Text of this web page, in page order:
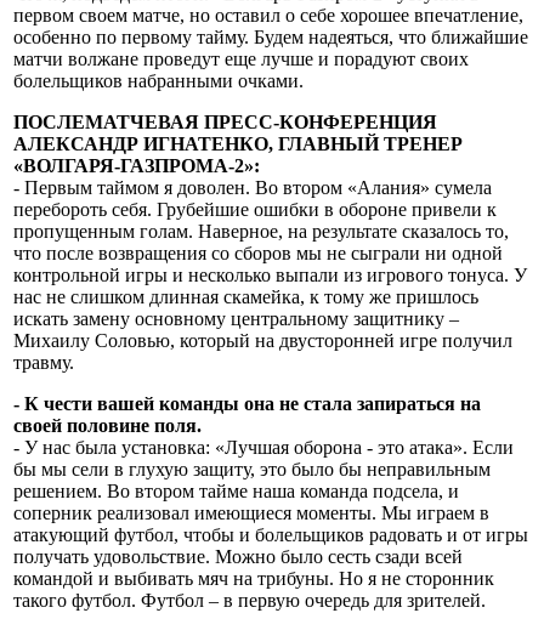
первом своем матче, но оставил о себе хорошее впечатление,
особенно по первому тайму. Будем надеяться, что ближайшие
матчи волжане проведут еще лучше и порадуют своих
болельщиков набранными очками.
ПОСЛЕМАТЧЕВАЯ ПРЕСС-КОНФЕРЕНЦИЯ
АЛЕКСАНДР ИГНАТЕНКО, ГЛАВНЫЙ ТРЕНЕР
«ВОЛГАРЯ-ГАЗПРОМА-2»:
- Первым таймом я доволен. Во втором «Алания» сумела
перебороть себя. Грубейшие ошибки в обороне привели к
пропущенным голам. Наверное, на результате сказалось то,
что после возвращения со сборов мы не сыграли ни одной
контрольной игры и несколько выпали из игрового тонуса. У
нас не слишком длинная скамейка, к тому же пришлось
искать замену основному центральному защитнику –
Михаилу Соловью, который на двусторонней игре получил
травму.
- К чести вашей команды она не стала запираться на
своей половине поля.
- У нас была установка: «Лучшая оборона - это атака». Если
бы мы сели в глухую защиту, это было бы неправильным
решением. Во втором тайме наша команда подсела, и
соперник реализовал имеющиеся моменты. Мы играем в
атакующий футбол, чтобы и болельщиков радовать и от игры
получать удовольствие. Можно было сесть сзади всей
командой и выбивать мяч на трибуны. Но я не сторонник
такого футбол. Футбол – в первую очередь для зрителей.